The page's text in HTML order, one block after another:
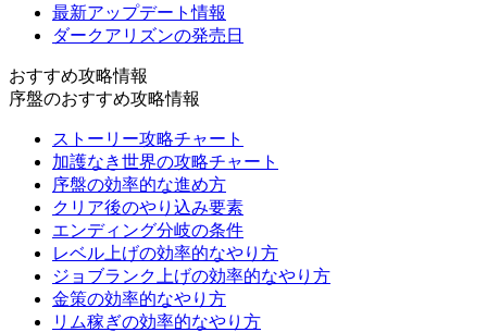
最新アップデート情報
ダークアリズンの発売日
おすすめ攻略情報
序盤のおすすめ攻略情報
ストーリー攻略チャート
加護なき世界の攻略チャート
序盤の効率的な進め方
クリア後のやり込み要素
エンディング分岐の条件
レベル上げの効率的なやり方
ジョブランク上げの効率的なやり方
金策の効率的なやり方
リム稼ぎの効率的なやり方